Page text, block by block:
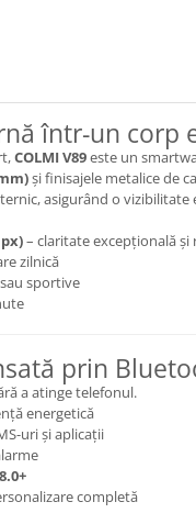
într-un corp
COLMI V89este un
și finisajele metalice de
asigurând o vizibilitate
px)– claritate excepțională
zilnică
sportive
prin
a atinge telefonul.
energetică
uri și aplicații
completă